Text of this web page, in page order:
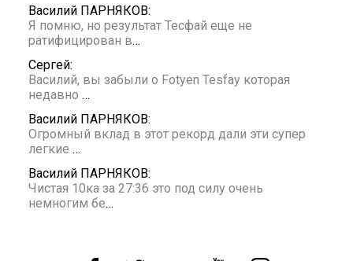
Василий ПАРНЯКОВ:
Я помню, но результат Тесфай еще не
ратифицирован в…
Сергей:
Василий, вы забыли о Fotyen Tesfay которая
недавно …
Василий ПАРНЯКОВ:
Огромный вклад в этот рекорд дали эти супер
легкие …
Василий ПАРНЯКОВ:
Чистая 10ка за 27:36 это под силу очень
немногим бе…